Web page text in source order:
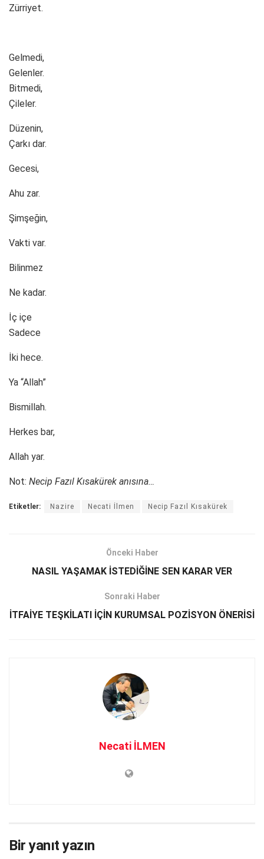
Zürriyet.
Gelmedi,
Gelenler.
Bitmedi,
Çileler.
Düzenin,
Çarkı dar.
Gecesi,
Ahu zar.
Şimşeğin,
Vakti var.
Bilinmez
Ne kadar.
İç içe
Sadece
İki hece.
Ya “Allah”
Bismillah.
Herkes bar,
Allah yar.
Not: Necip Fazıl Kısakürek anısına…
Etiketler: Nazire Necati İlmen Necip Fazıl Kısakürek
Önceki Haber
NASIL YAŞAMAK İSTEDİĞİNE SEN KARAR VER
Sonraki Haber
İTFAİYE TEŞKİLATI İÇİN KURUMSAL POZİSYON ÖNERİSİ
Necati İLMEN
Bir yanıt yazın